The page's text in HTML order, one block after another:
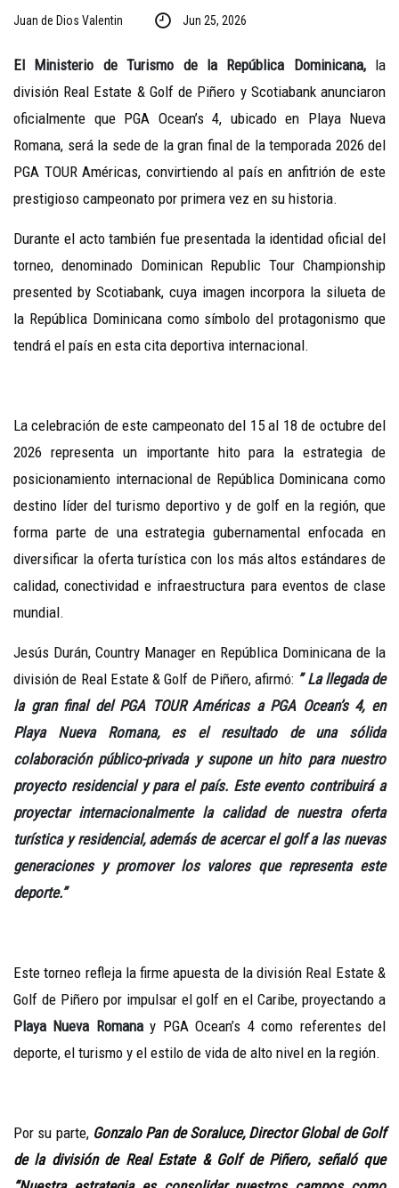
Juan de Dios Valentin Jun 25, 2026
El Ministerio de Turismo de la República Dominicana,la
división Real Estate & Golf de Piñero y Scotiabank anunciaron
oficialmente que PGA Ocean’s 4, ubicado en Playa Nueva
Romana, será la sede de la gran final de la temporada 2026 del
PGA TOUR Américas, convirtiendo al país en anfitrión de este
prestigioso campeonato por primera vez en su historia.
Durante el acto también fue presentada la identidad oficial del
torneo, denominado Dominican Republic Tour Championship
presented by Scotiabank, cuya imagen incorpora la silueta de
la República Dominicana como símbolo del protagonismo que
tendrá el país en esta cita deportiva internacional.
La celebración de este campeonato del 15 al 18 de octubre del
2026 representa un importante hito para la estrategia de
posicionamiento internacional de República Dominicana como
destino líder del turismo deportivo y de golf en la región, que
forma parte de una estrategia gubernamental enfocada en
diversificar la oferta turística con los más altos estándares de
calidad, conectividad e infraestructura para eventos de clase
mundial.
Jesús Durán, Country Manager en República Dominicana de la
división de Real Estate & Golf de Piñero, afirmó: ” La llegada de
la gran final del PGA TOUR Américas a PGA Ocean’s 4, en
Playa Nueva Romana, es el resultado de una sólida
colaboración público-privada y supone un hito para nuestro
proyecto residencial y para el país. Este evento contribuirá a
proyectar internacionalmente la calidad de nuestra oferta
turística y residencial, además de acercar el golf a las nuevas
generaciones y promover los valores que representa este
deporte.”
Este torneo refleja la firme apuesta de la división Real Estate &
Golf de Piñero por impulsar el golf en el Caribe, proyectando a
Playa Nueva Romanay PGA Ocean’s 4 como referentes del
deporte, el turismo y el estilo de vida de alto nivel en la región.
Por su parte,Gonzalo Pan de Soraluce, Director Global de Golf
de la división de Real Estate & Golf de Piñero, señaló que